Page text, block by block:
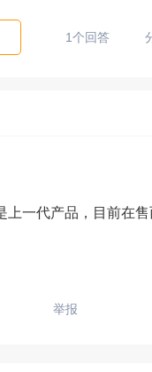
1个回答
一代产品，目前在
举报